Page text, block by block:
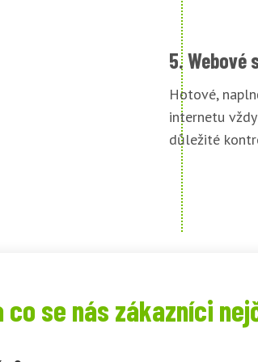
5.
Hotové,
internetu
důležité
co se nás zákazníci